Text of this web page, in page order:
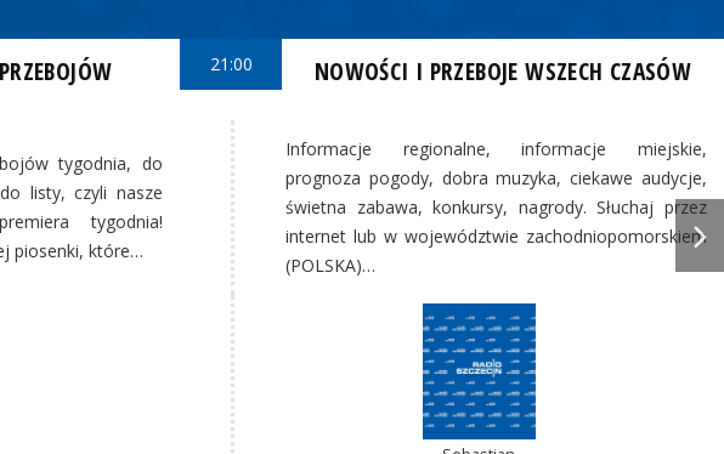
tygodnia, do
listy, czyli nasze
tygodnia!
piosenki, które…
21:00 NOWOŚCI I PRZEBOJE WSZECH CZASÓW
Informacje regionalne, informacje miejskie,
prognoza pogody, dobra muzyka, ciekawe audycje,
świetna zabawa, konkursy, nagrody. Słuchaj przez
internet lub w województwie zachodniopomorskiem
(POLSKA)…